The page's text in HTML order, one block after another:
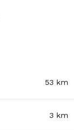
53 km
3 km